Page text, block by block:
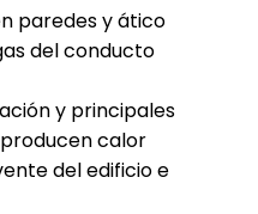
paredes y ático
del conducto
y principales
calor
del edificio e